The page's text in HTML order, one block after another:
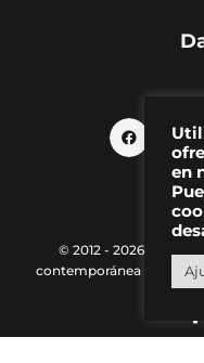
© 2012 - 2026
contemporánea |
en